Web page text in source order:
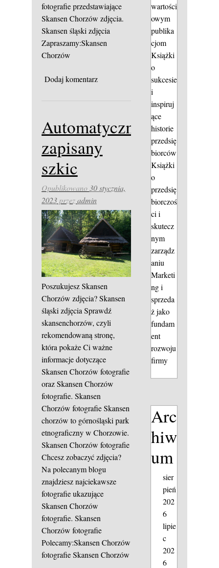
fotografie przedstawiające
Skansen Chorzów zdjęcia.
Skansen śląski zdjęcia
Zapraszamy:Skansen
Chorzów
Dodaj komentarz
Automatycznie
zapisany
szkic
Opublikowano30 stycznia,
2023przezadmin
Poszukujesz Skansen
Chorzów zdjęcia?Skansen
śląski zdjęcia Sprawdź
skansenchorzów, czyli
rekomendowaną stronę,
która pokaże Ci ważne
informacje dotyczące
Skansen Chorzów fotografie
oraz Skansen Chorzów
fotografie. Skansen
Chorzów fotografieSkansen
chorzów to górnośląski park
etnograficzny w Chorzowie.
Skansen Chorzów fotografie
Chcesz zobaczyć zdjęcia?
Na polecanym blogu
znajdziesz najciekawsze
fotografie ukazujące
Skansen Chorzów
fotografie. Skansen
Chorzów fotografie
Polecamy:Skansen Chorzów
fotografieSkansen Chorzów
wartości
owym
publika
cjom
Książki
o
sukcesie
i
inspiruj
ące
historie
przedsię
biorców
Książki
o
przedsię
biorczoś
ci i
skutecz
nym
zarządz
aniu
Marketi
ng i
sprzeda
ż jako
fundam
ent
rozwoju
firmy
Arc
hiw
um
sier
pień
202
6
lipie
c
202
6